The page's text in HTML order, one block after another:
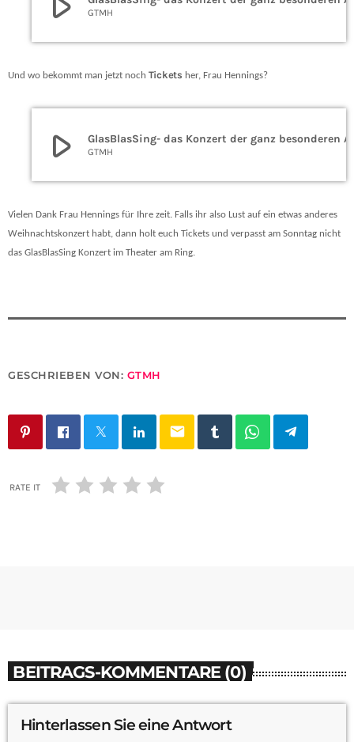
GTMH
Und wo bekommt man jetzt noch Ticketsher, Frau Hennings?
play_arrow GTMH
Vielen Dank Frau Hennings für Ihre zeit. Falls ihr also Lust auf ein etwas anderes
Weihnachtskonzert habt, dann holt euch Tickets und verpasst am Sonntag nicht
das GlasBlasSing Konzert im Theater am Ring.
GESCHRIEBEN VON: GTMH
email
RATE IT
BEITRAGS-KOMMENTARE (0)
Hinterlassen Sie eine Antwort